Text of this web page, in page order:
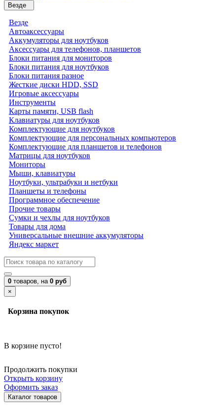
Везде
Везде
Автоаксессуары
Аккумуляторы для ноутбуков
Аксессуары для телефонов, планшетов
Блоки питания для мониторов
Блоки питания для ноутбуков
Блоки питания разное
Жесткие диски HDD, SSD
Игровые аксессуары
Инструменты
Карты памяти, USB flash
Клавиатуры для ноутбуков
Комплектующие для ноутбуков
Комплектующие для персональных компьютеров
Комплектующие для планшетов и телефонов
Матрицы для ноутбуков
Мониторы
Мыши, клавиатуры
Ноутбуки, ультрабуки и нетбуки
Планшеты и телефоны
Программное обеспечение
Прочие товары
Сумки и чехлы для ноутбуков
Товары для дома
Универсальные внешние аккумуляторы
Яндекс маркет
0 товаров, на 0 руб
×
Корзина покупок
В корзине пусто!
Продолжить покупки
Открыть корзину
Оформить заказ
Каталог товаров